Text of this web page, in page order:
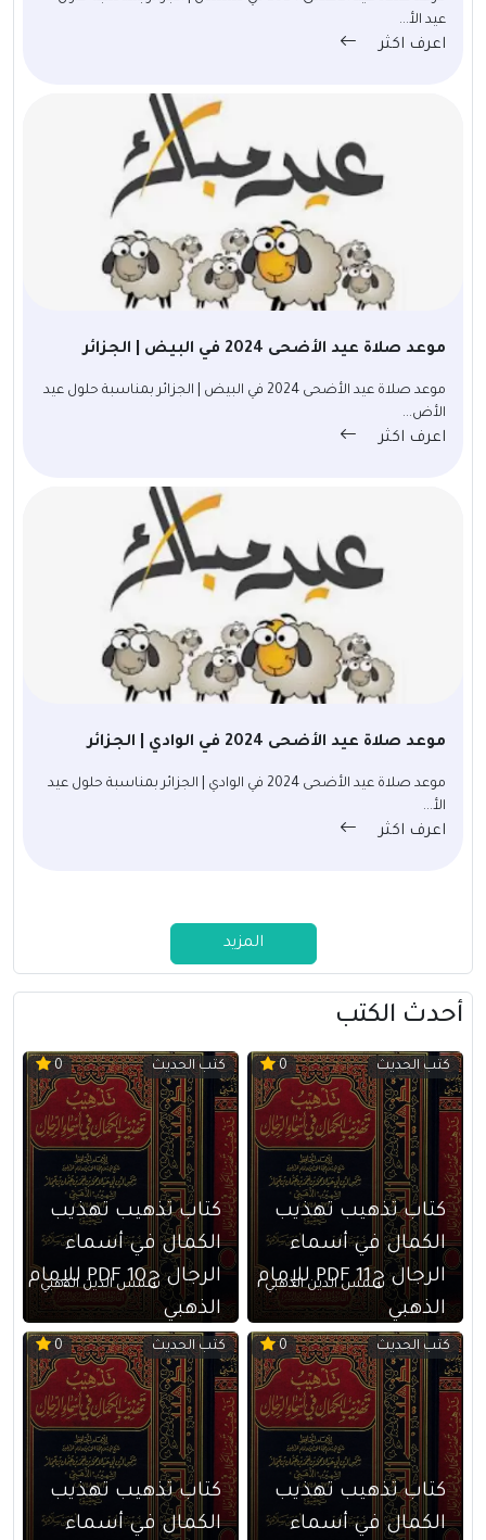
عيد الأ...
اعرف اكثر
موعد صلاة عيد الأضحى 2024 في البيض | الجزائر
موعد صلاة عيد الأضحى 2024 في البيض | الجزائر بمناسبة حلول عيد
الأض...
اعرف اكثر
موعد صلاة عيد الأضحى 2024 في الوادي | الجزائر
موعد صلاة عيد الأضحى 2024 في الوادي | الجزائر بمناسبة حلول عيد
الأ...
اعرف اكثر
المزيد
أحدث الكتب
كتب الحديث 0
كتاب تذهيب تهذيب
الكمال في أسماء
الرجال ج11 PDF للإمام
الذهبي
شمس الدين الذهبي
كتب الحديث 0
كتاب تذهيب تهذيب
الكمال في أسماء
الرجال ج10 PDF للإمام
الذهبي
شمس الدين الذهبي
كتب الحديث 0
كتاب تذهيب تهذيب
الكمال في أسماء
كتب الحديث 0
كتاب تذهيب تهذيب
الكمال في أسماء